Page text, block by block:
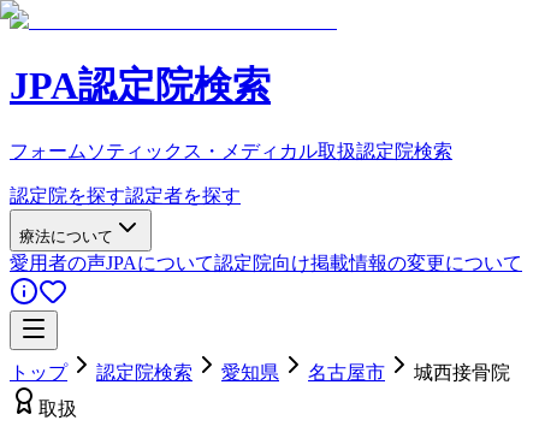
JPA認定院検索
フォームソティックス・メディカル取扱認定院検索
認定院を探す認定者を探す
療法について
愛用者の声JPAについて認定院向け掲載情報の変更について
トップ 認定院検索 愛知県 名古屋市
城西接骨院
取扱